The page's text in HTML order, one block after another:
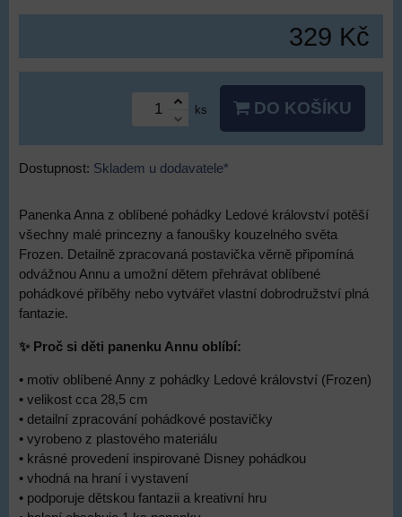
329 Kč
ks DO KOŠÍKU
Dostupnost: Skladem u dodavatele*
Panenka Anna z oblíbené pohádky Ledové království potěší
všechny malé princezny a fanoušky kouzelného světa
Frozen. Detailně zpracovaná postavička věrně připomíná
odvážnou Annu a umožní dětem přehrávat oblíbené
pohádkové příběhy nebo vytvářet vlastní dobrodružství plná
fantazie.
✨ Proč si děti panenku Annu oblíbí:
• motiv oblíbené Anny z pohádky Ledové království (Frozen)
• velikost cca 28,5 cm
• detailní zpracování pohádkové postavičky
• vyrobeno z plastového materiálu
• krásné provedení inspirované Disney pohádkou
• vhodná na hraní i vystavení
• podporuje dětskou fantazii a kreativní hru